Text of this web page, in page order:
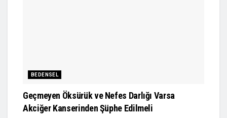
BEDENSEL
Geçmeyen Öksürük ve Nefes Darlığı Varsa
Akciğer Kanserinden Şüphe Edilmeli